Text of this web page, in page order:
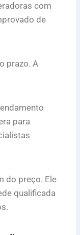
com
de
prazo. A
para
do preço. Ele
qualificada